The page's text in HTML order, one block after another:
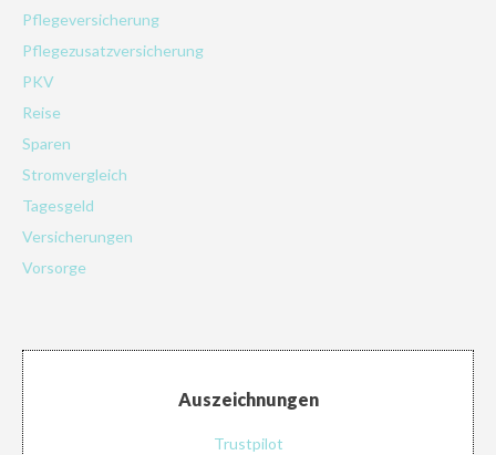
Pflegeversicherung
Pflegezusatzversicherung
PKV
Reise
Sparen
Stromvergleich
Tagesgeld
Versicherungen
Vorsorge
Auszeichnungen
Trustpilot